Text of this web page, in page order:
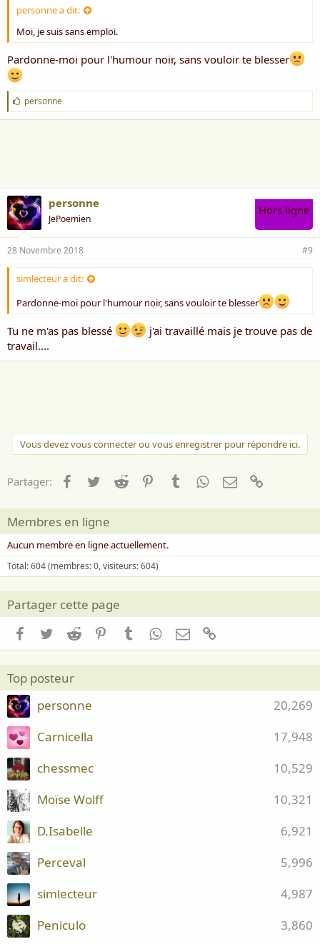
personne a dit:
Moi, je suis sans emploi.
Pardonne-moi pour l'humour noir, sans vouloir te blesser
J
'
a
personne
personne
JePoemien
Hors ligne
28 Novembre 2018 #9
simlecteur a dit:
Pardonne-moi pour l'humour noir, sans vouloir te blesser
Tu ne m'as pas blessé
j'ai travaillé mais je trouve pas de
travail....
Vous devez vous connecter ou vous enregistrer pour répondre ici.
Partager: Facebook
TwitterReddit PinterestTumblrWhatsApp
Email
Membres en ligne
Aucun membre en ligne actuellement.
Total: 604 (membres: 0, visiteurs: 604)
Partager cette page
Facebook
TwitterReddit PinterestTumblrWhatsApp
Email
Top posteur
20,269
personne
17,948
Carnicella
10,529
chessmec
10,321
Moïse Wolff
6,921
D.Isabelle
5,996
Perceval
4,987
simlecteur
3,860
Peniculo